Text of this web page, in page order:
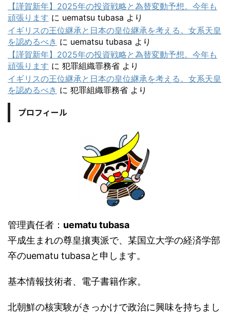
【謹賀新年】2025年の投資戦略と為替変動予想。今年も
頑張ります に uematsu tubasa より
イギリスの王位継承と日本の皇位継承を考える。女系天皇
を認めるべき に uematsu tubasa より
【謹賀新年】2025年の投資戦略と為替変動予想。今年も
頑張ります に 犯罪組織罪務省 より
イギリスの王位継承と日本の皇位継承を考える。女系天皇
を認めるべき に 犯罪組織罪務省 より
プロフィール
管理責任者： uematu tubasa
平成生まれの尊皇攘夷派で、某国立大学の経済学部
卒のuematu tubasaと申します。
基本情報技術者、電子書籍作家。
北朝鮮の核実験がきっかけで政治に興味を持ちまし